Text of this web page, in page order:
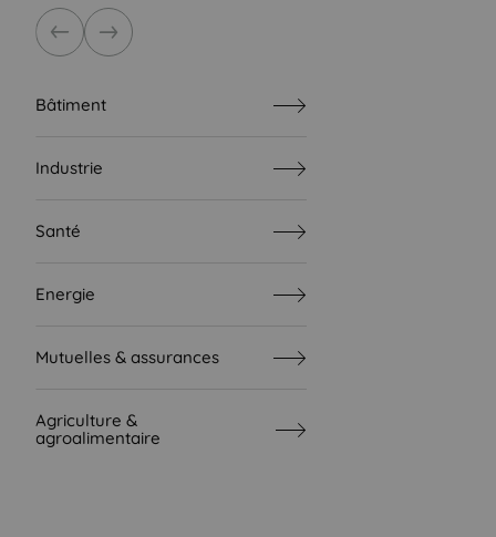
Précédent
Suivant
Bâtiment
Industrie
Santé
Energie
Mutuelles & assurances
Agriculture &
agroalimentaire